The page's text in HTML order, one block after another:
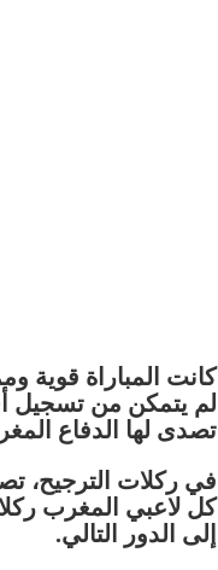
كانت المباراة قوية
لم يتمكن من تسجيل
تصدى لها الدفاع
في ركلات الترجيح،
كل لاعبي المغرب
إلى الدور التالي.